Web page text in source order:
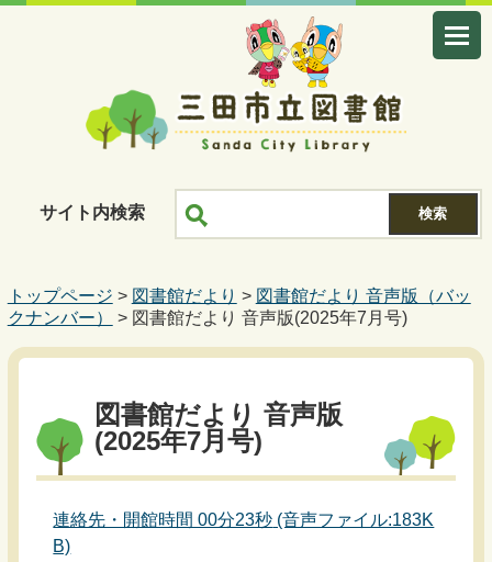
サイト内検索
トップページ > 図書館だより > 図書館だより 音声版（バッ
クナンバー）
> 図書館だより 音声版(2025年7月号)
図書館だより 音声版
(2025年7月号)
連絡先・開館時間 00分23秒 (音声ファイル:183K
B)